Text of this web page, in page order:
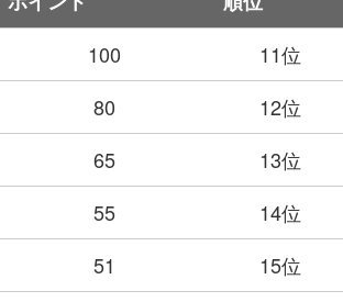
100
11位
80
12位
65
13位
55
14位
51
15位